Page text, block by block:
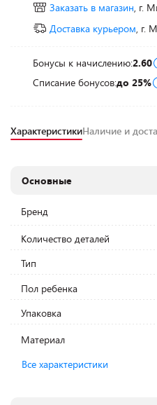
Заказать в магазин, г.
Доставка курьером, г.
Бонусы к начислению:2.60
Списание бонусов:до 25%
ХарактеристикиНаличие и
Основные
Бренд
Количество деталей
Тип
Пол ребенка
Упаковка
Материал
Все характеристики